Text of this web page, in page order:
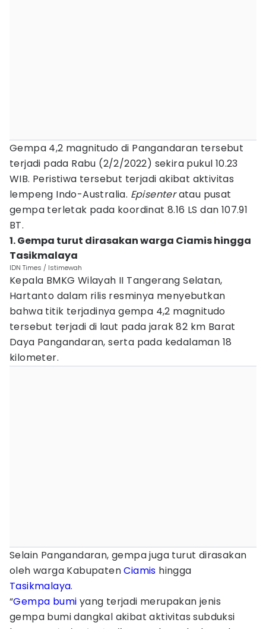
Gempa 4,2 magnitudo di Pangandaran tersebut
terjadi pada Rabu (2/2/2022) sekira pukul 10.23
WIB. Peristiwa tersebut terjadi akibat aktivitas
lempeng Indo-Australia. Episenteratau pusat
gempa terletak pada koordinat 8.16 LS dan 107.91
BT.
1. Gempa turut dirasakan warga Ciamis hingga
Tasikmalaya
IDN Times / Istimewah
Kepala BMKG Wilayah II Tangerang Selatan,
Hartanto dalam rilis resminya menyebutkan
bahwa titik terjadinya gempa 4,2 magnitudo
tersebut terjadi di laut pada jarak 82 km Barat
Daya Pangandaran, serta pada kedalaman 18
kilometer.
Selain Pangandaran, gempa juga turut dirasakan
oleh warga KabupatenCiamis hingga
Tasikmalaya.
“Gempa bumi yang terjadi merupakan jenis
gempa bumi dangkal akibat aktivitas subduksi